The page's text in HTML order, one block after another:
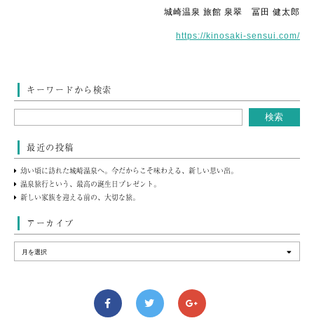
城崎温泉 旅館 泉翠 冨田 健太郎
https://kinosaki-sensui.com/
キーワードから検索
最近の投稿
幼い頃に訪れた城崎温泉へ。今だからこそ味わえる、新しい思い出。
温泉旅行という、最高の誕生日プレゼント。
新しい家族を迎える前の、大切な旅。
アーカイブ